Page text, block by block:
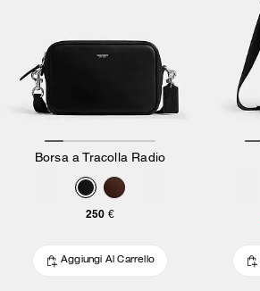
Borsa a Tracolla Radio
250 €
Aggiungi Al Carrello